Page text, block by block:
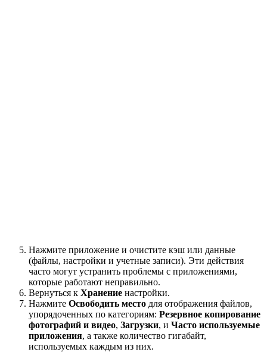
Нажмите приложение и очистите кэш или данные
(файлы, настройки и учетные записи). Эти действия
часто могут устранить проблемы с приложениями,
которые работают неправильно.
Вернуться к Хранение настройки.
Нажмите Освободить место для отображения файлов,
упорядоченных по категориям: Резервное копирование
фотографий и видео, Загрузки, и Часто используемые
приложения, а также количество гигабайт,
используемых каждым из них.